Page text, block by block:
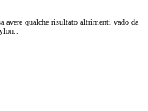
avere qualche risultato altrimenti vado da